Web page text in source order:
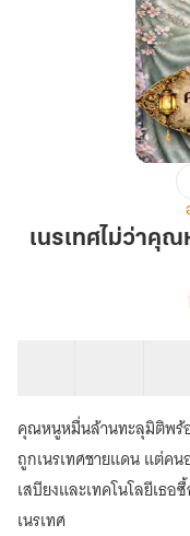
เนรเทศ
ว่า
คุณ
14
เนรเทศไม่ว่าคุ
คุณหนูหมื่นล้านทะลุมิติพร้
ถูกเนรเทศชายแดน แต่คน
เสบียงและเทคโนโลยีเธ
เนรเทศ